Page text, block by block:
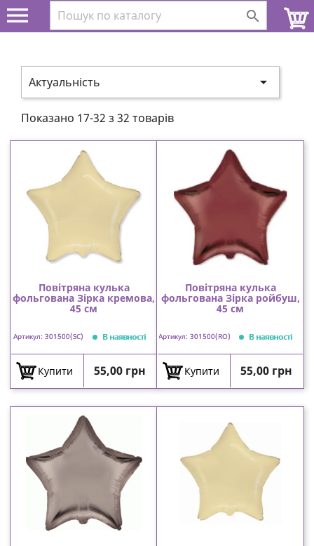
 
Актуальність 
Показано 17-32 з 32 товарів
Повітряна кулька
фольгована Зірка кремова,
45 см
Артикул: 301500(SC) В наявності
Купити Ціна
55,00 грн
Повітряна кулька
фольгована Зірка ройбуш,
45 см
Артикул: 301500(RO) В наявності
Купити Ціна
55,00 грн